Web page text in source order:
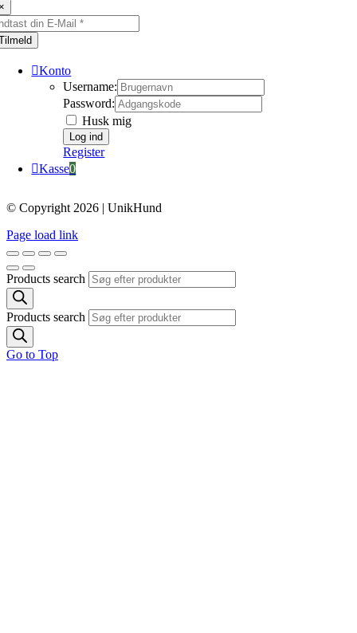
Konto
Username:
Password:
Husk mig
Register
Kasse0
© Copyright 2026 | UnikHund
Page load link
Products search
Products search
Go to Top